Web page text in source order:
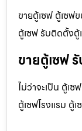
ขายตู้เซฟ ตู้เซฟ
ตู้เซฟ รับติดตั้ง
ขายตู้เซฟ
ไม่ว่าจะเป็น ตู้เ
ตู้เซฟโรงแรม ตู้